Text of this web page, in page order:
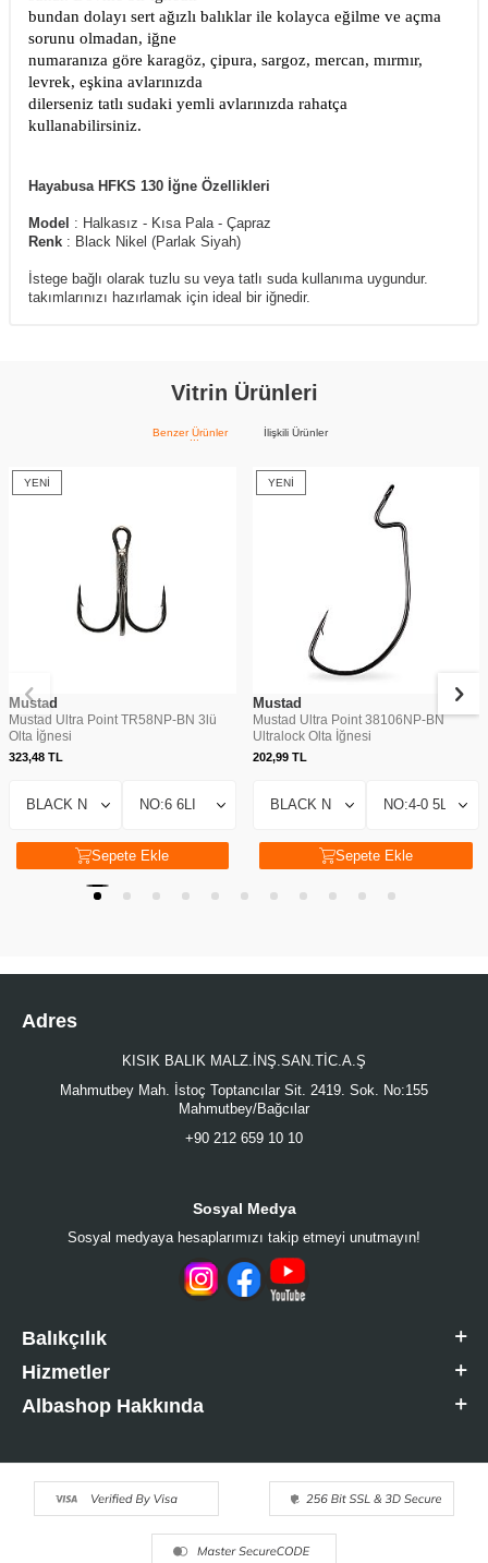
bundan dolayı sert ağızlı balıklar ile kolayca eğilme ve açma
sorunu olmadan, iğne
numaranıza göre karagöz, çipura, sargoz, mercan, mırmır,
levrek, eşkina avlarınızda
dilerseniz tatlı sudaki yemli avlarınızda rahatça
kullanabilirsiniz.
Hayabusa HFKS 130 İğne Özellikleri
Model : Halkasız - Kısa Pala - Çapraz
Renk : Black Nikel (Parlak Siyah)
İstege bağlı olarak tuzlu su veya tatlı suda kullanıma uygundur.
takımlarınızı hazırlamak için ideal bir iğnedir.
Vitrin Ürünleri
Benzer Ürünler İlişkili Ürünler
YENI
Mustad
Mustad Ultra Point TR58NP-BN 3lü
Olta İğnesi
323,48 TL
Sepete Ekle
YENI
Mustad
Mustad Ultra Point 38106NP-BN
Ultralock Olta İğnesi
202,99TL
Sepete Ekle
Adres
KISIK BALIK MALZ.İNŞ.SAN.TİC.A.Ş
Mahmutbey Mah. İstoç Toptancılar Sit. 2419. Sok. No:155
Mahmutbey/Bağcılar
+90 212 659 10 10
Sosyal Medya
Sosyal medyaya hesaplarımızı takip etmeyi unutmayın!
Balıkçılık
Hizmetler
Albashop Hakkında